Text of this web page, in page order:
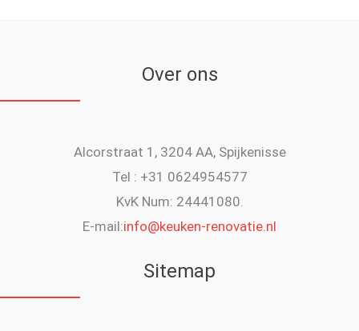
Over ons
Alcorstraat 1, 3204 AA, Spijkenisse
Tel : +31 0624954577
KvK Num: 24441080.
E-mail:info@keuken-renovatie.nl
Sitemap